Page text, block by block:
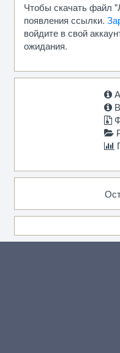
Чтобы скачать файл
появления ссылки.
войдите в свой
ожидания.